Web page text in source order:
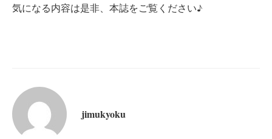
気になる内容は是非、本誌をご覧ください♪
jimukyoku